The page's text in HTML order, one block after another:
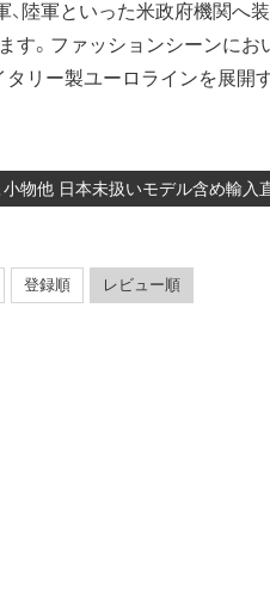
、陸軍といった米政府機関へ
す。ファッションシーンにお
タリー製ユーロラインを展開
小物他 日本未扱いモデル含め輸
登録順 レビュー順